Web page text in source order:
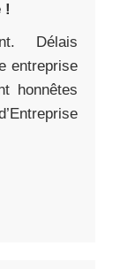
!
Délais
entreprise
honnêtes